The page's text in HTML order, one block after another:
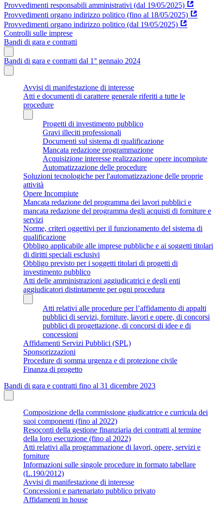
Provvedimenti responsabili amministrativi (dal 19/05/2025)
Provvedimenti organo indirizzo politico (fino al 18/05/2025)
Provvedimenti organo indirizzo politico (dal 19/05/2025)
Controlli sulle imprese
Bandi di gara e contratti
Bandi di gara e contratti dal 1° gennaio 2024
Avvisi di manifestazione di interesse
Atti e documenti di carattere generale riferiti a tutte le
procedure
Progetti di investimento pubblico
Gravi illeciti professionali
Documenti sul sistema di qualificazione
Mancata redazione programmazione
Acquisizione interesse realizzazione opere incompiute
Automatizzazione delle procedure
Soluzioni tecnologiche per l'automatizzazione delle proprie
attività
Opere Incompiute
Mancata redazione del programma dei lavori pubblici e
mancata redazione del programma degli acquisti di forniture e
servizi
Norme, criteri oggettivi per il funzionamento del sistema di
qualificazione
Obbligo applicabile alle imprese pubbliche e ai soggetti titolari
di diritti speciali esclusivi
Obbligo previsto per i soggetti titolari di progetti di
investimento pubblico
Atti delle amministrazioni aggiudicatrici e degli enti
aggiudicatori distintamente per ogni procedura
Atti relativi alle procedure per l’affidamento di appalti
pubblici di servizi, forniture, lavori e opere, di concorsi
pubblici di progettazione, di concorsi di idee e di
concessioni
Affidamenti Servizi Pubblici (SPL)
Sponsorizzazioni
Procedure di somma urgenza e di protezione civile
Finanza di progetto
Bandi di gara e contratti fino al 31 dicembre 2023
Composizione della commissione giudicatrice e curricula dei
suoi componenti (fino al 2022)
Resoconti della gestione finanziaria dei contratti al termine
della loro esecuzione (fino al 2022)
Atti relativi alla programmazione di lavori, opere, servizi e
forniture
Informazioni sulle singole procedure in formato tabellare
(L.190/2012)
Avvisi di manifestazione di interesse
Concessioni e partenariato pubblico privato
Affidamenti in house